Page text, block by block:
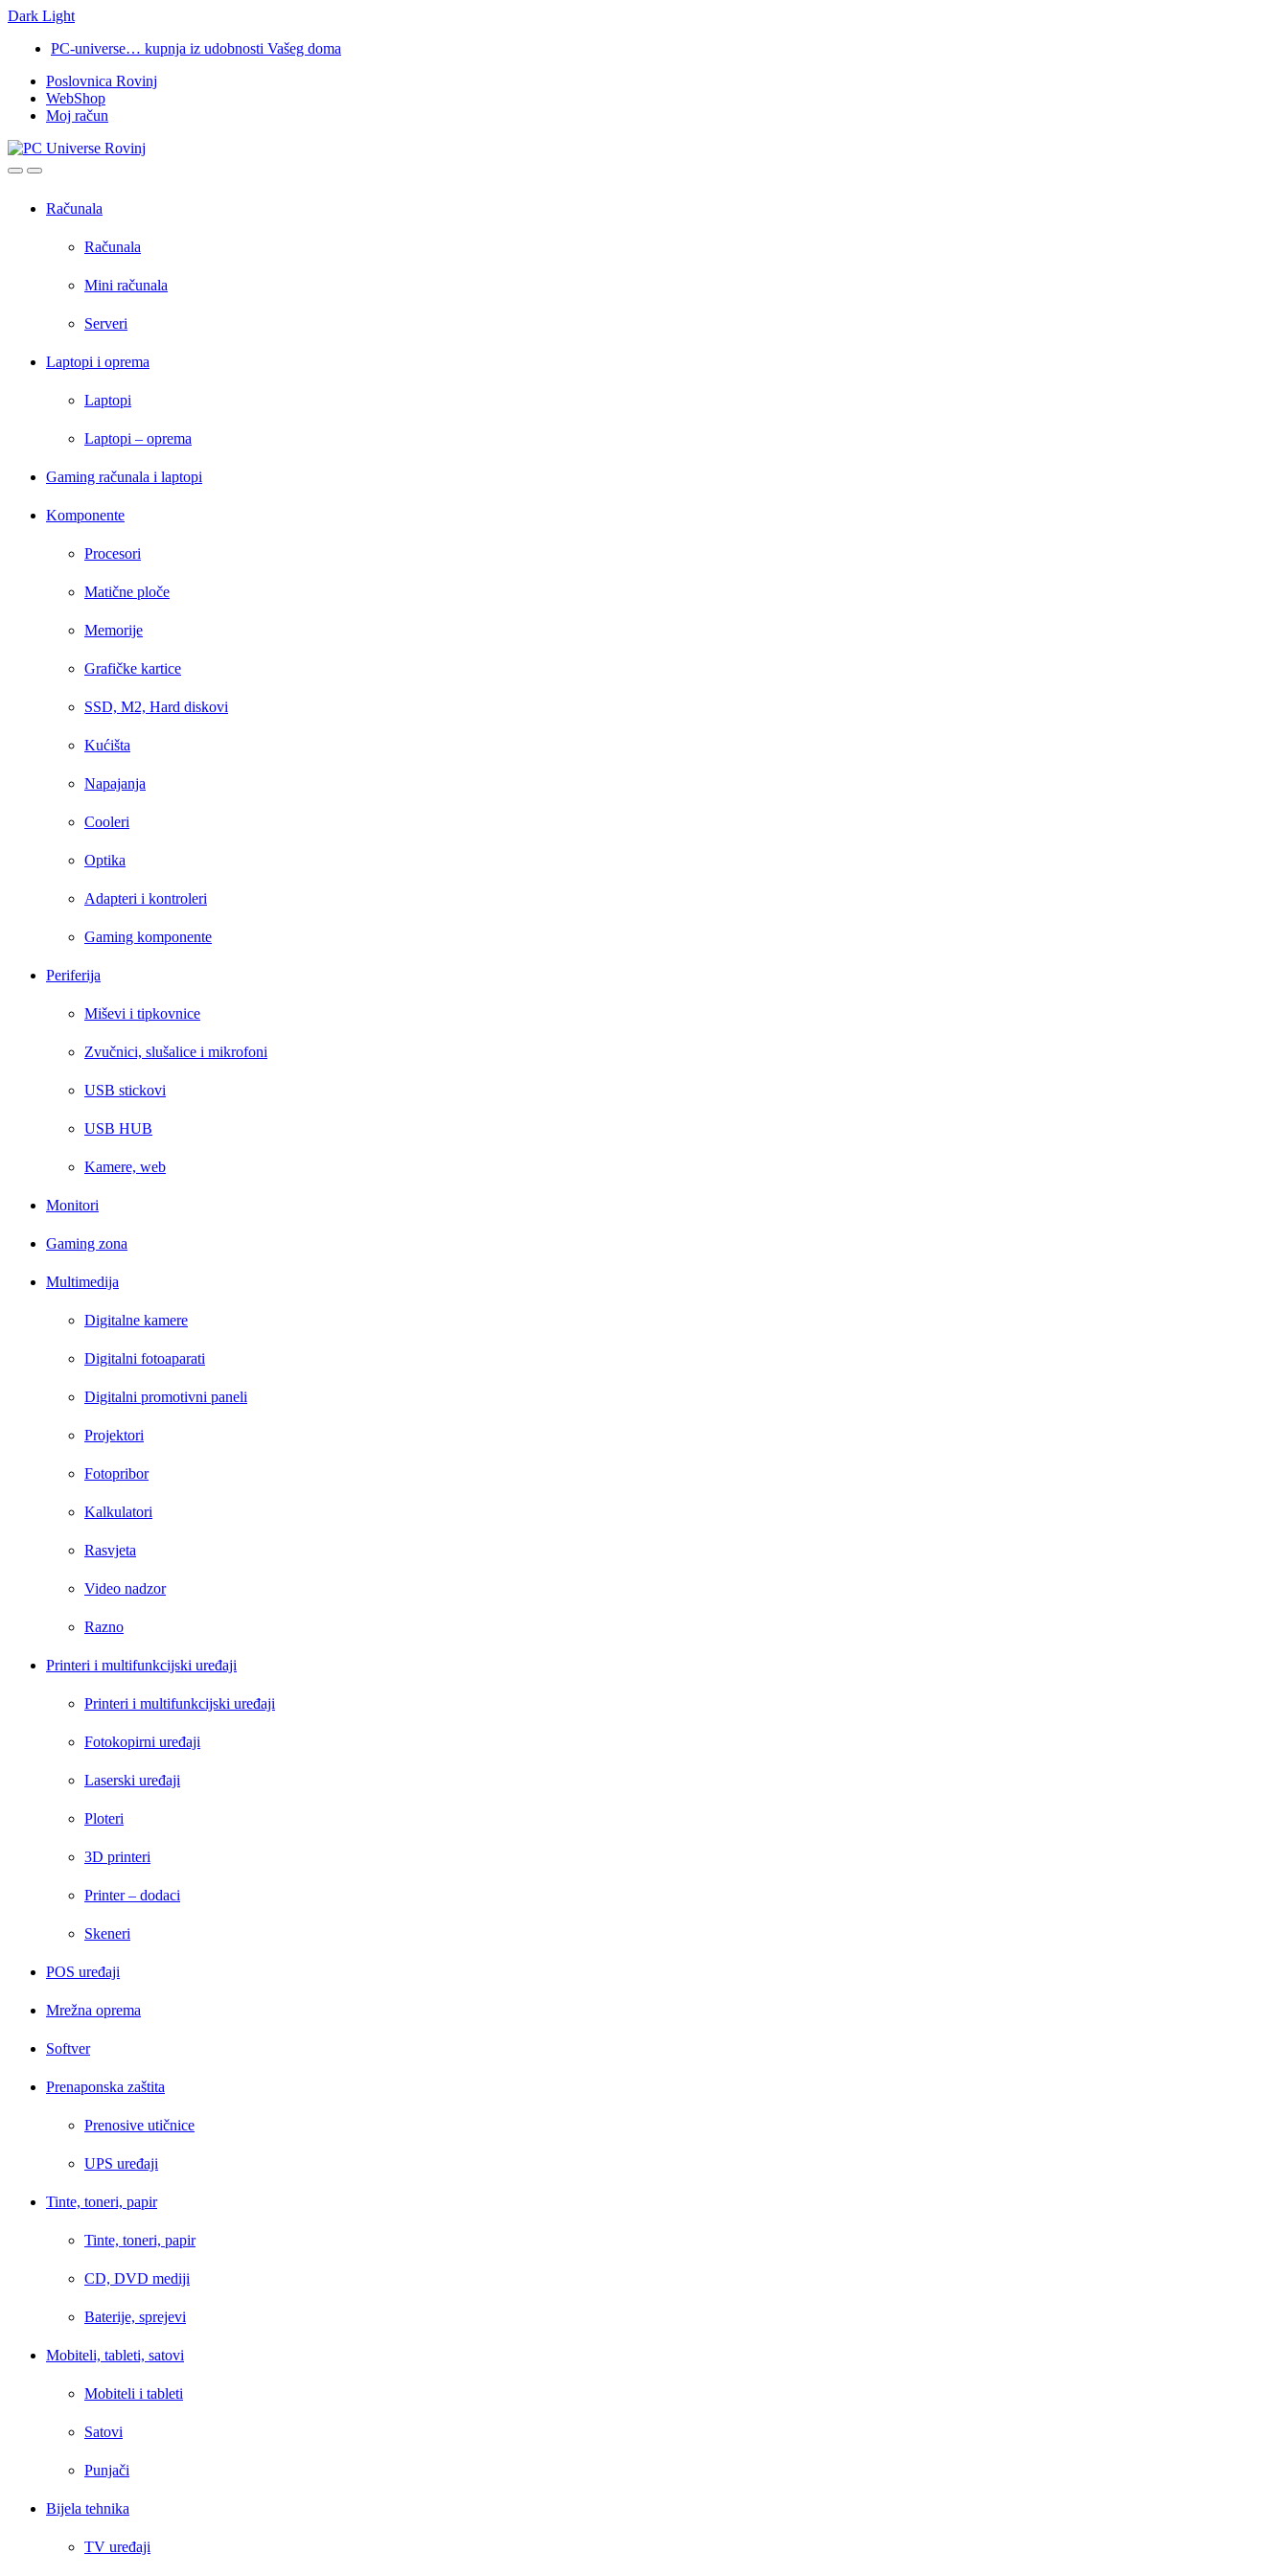
Dark Light
navigation
content
PC-universe… kupnja iz udobnosti Vašeg doma
Poslovnica Rovinj
WebShop
Moj račun
OpenClose
Računala
Računala
Mini računala
Serveri
Laptopi i oprema
Laptopi
Laptopi – oprema
Gaming računala i laptopi
Komponente
Procesori
Matične ploče
Memorije
Grafičke kartice
SSD, M2, Hard diskovi
Kućišta
Napajanja
Cooleri
Optika
Adapteri i kontroleri
Gaming komponente
Periferija
Miševi i tipkovnice
Zvučnici, slušalice i mikrofoni
USB stickovi
USB HUB
Kamere, web
Monitori
Gaming zona
Multimedija
Digitalne kamere
Digitalni fotoaparati
Digitalni promotivni paneli
Projektori
Fotopribor
Kalkulatori
Rasvjeta
Video nadzor
Razno
Printeri i multifunkcijski uređaji
Printeri i multifunkcijski uređaji
Fotokopirni uređaji
Laserski uređaji
Ploteri
3D printeri
Printer – dodaci
Skeneri
POS uređaji
Mrežna oprema
Softver
Prenaponska zaštita
Prenosive utičnice
UPS uređaji
Tinte, toneri, papir
Tinte, toneri, papir
CD, DVD mediji
Baterije, sprejevi
Mobiteli, tableti, satovi
Mobiteli i tableti
Satovi
Punjači
Bijela tehnika
TV uređaji